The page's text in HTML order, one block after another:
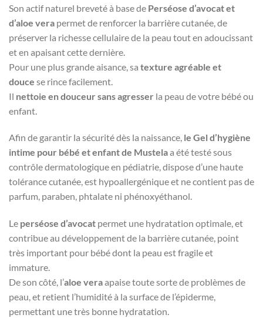
Son actif naturel breveté à base de Perséose d’avocat et
d’aloe vera permet de renforcer la barrière cutanée, de
préserver la richesse cellulaire de la peau tout en adoucissant
et en apaisant cette dernière.
Pour une plus grande aisance, sa texture agréable et
douce se rince facilement.
Il nettoie en douceur sans agresser la peau de votre bébé ou
enfant.
Afin de garantir la sécurité dès la naissance, le Gel d’hygiène
intime pour bébé et enfant de Mustelaa été testé sous
contrôle dermatologique en pédiatrie, dispose d’une haute
tolérance cutanée, est hypoallergénique et ne contient pas de
parfum, paraben, phtalate ni phénoxyéthanol.
Le perséose d’avocat permet une hydratation optimale, et
contribue au développement de la barrière cutanée, point
très important pour bébé dont la peau est fragile et
immature.
De son côté, l’aloe veraapaise toute sorte de problèmes de
peau, et retient l’humidité à la surface de l’épiderme,
permettant une très bonne hydratation.